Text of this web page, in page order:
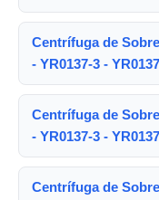
Centrífuga de
- YR0137-3 -
Centrífuga de
- YR0137-3 -
Centrífuga de